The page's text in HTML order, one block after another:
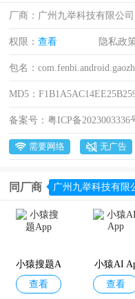
厂商： 广州九举科技有限公司
权限：查看 隐私政
包名：
MD5：
备案号：粤ICP备2023003336
需要网络 无广告
同厂商 广州九举科技有限
小猿搜题A
pp
查看
小猿AI
p
查看